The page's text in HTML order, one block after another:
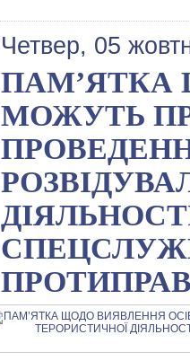
Четвер, 05
ПАМ’ЯТКА
МОЖУТЬ